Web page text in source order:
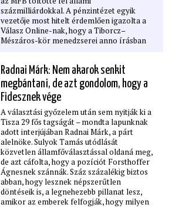
százmilliárdokkal. A pénzintézet egyik
vezetője most hitelt érdemlően igazolta a
Válasz Online-nak, hogy a Tiborcz–
Mészáros-kör menedzserei anno írásban
irányítási jogait. Amennyiben a Magyar-
kormány él a lehetőséggel, az állam –
átmenetileg – luxusszállodák, tőzsdei cégek
és gigantikus földterületek aktív
(társ)tulajdonosává válhat.
Radnai Márk: Nem akarok senkit
megbántani, de azt gondolom, hogy a
Fidesznek vége
A választási győzelem után sem nyitják ki a
Tisza 29 fős tagságát – mondta lapunknak
adott interjújában Radnai Márk, a párt
alelnöke. Sulyok Tamás utódlását
közvetlen államfőválasztással oldaná meg,
de azt cáfolta, hogy a pozíciót Forsthoffer
Ágnesnek szánnák. Száz százalékig biztos
abban, hogy lesznek népszerűtlen
döntéseik is, a legnehezebb pillanat lesz,
amikor az emberek felfogják, hogy milyen